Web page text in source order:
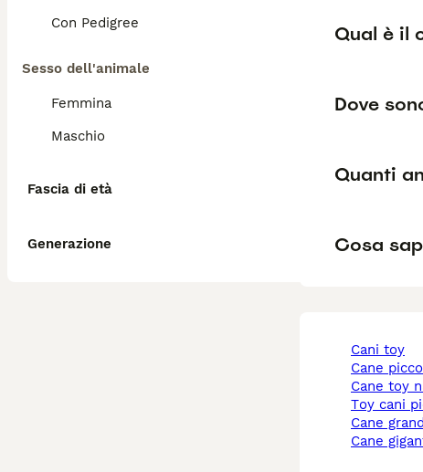
Con Pedigree
Sesso dell'animale
Femmina
Maschio
Fascia di età
Generazione
Qual è il
Dove
Quanti
Cosa
cani toy
cane
cane toy
toy cani
cane
cane